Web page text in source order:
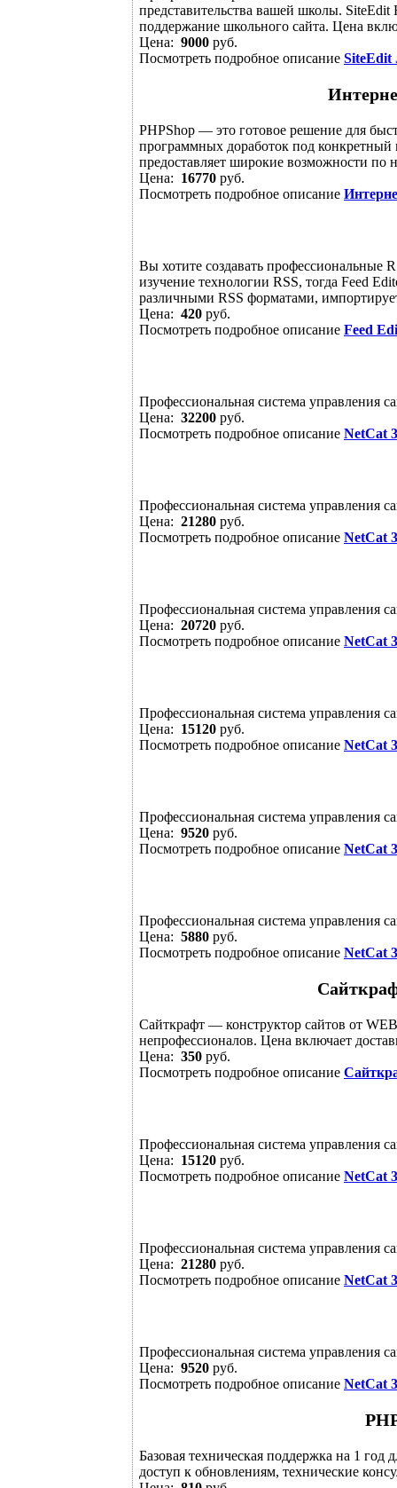
представительства вашей школы.
поддержание школьного сайта. Цена
Цена: 9000 руб.
Посмотреть подробное описание SiteEdit
PHPShop — это готовое решение для
программных доработок под конкретный
предоставляет широкие возможности по
Цена: 16770 руб.
Посмотреть подробное описание
Вы хотите создавать профессиональные
изучение технологии RSS, тогда Feed
различными RSS форматами,
Цена: 420 руб.
Посмотреть подробное описание Feed
Профессиональная система управления
Цена: 32200 руб.
Посмотреть подробное описание NetCat 3
Профессиональная система управления
Цена: 21280 руб.
Посмотреть подробное описание NetCat 3
Профессиональная система управления
Цена: 20720 руб.
Посмотреть подробное описание NetCat 3
Профессиональная система управления
Цена: 15120 руб.
Посмотреть подробное описание NetCat 3
Профессиональная система управления
Цена: 9520 руб.
Посмотреть подробное описание NetCat 3
Профессиональная система управления
Цена: 5880 руб.
Посмотреть подробное описание NetCat 3
Сайткрафт — конструктор сайтов от
непрофессионалов. Цена включает
Цена: 350 руб.
Посмотреть подробное описание
Профессиональная система управления
Цена: 15120 руб.
Посмотреть подробное описание NetCat 3
Профессиональная система управления
Цена: 21280 руб.
Посмотреть подробное описание NetCat 3
Профессиональная система управления
Цена: 9520 руб.
Посмотреть подробное описание NetCat 3
Базовая техническая поддержка на 1
доступ к обновлениям, технические